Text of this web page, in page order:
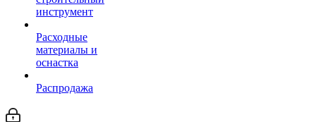
инструмент
Расходные
материалы и
оснастка
Распродажа